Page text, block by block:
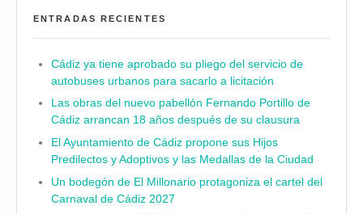
ENTRADAS RECIENTES
Cádiz ya tiene aprobado su pliego del servicio de
autobuses urbanos para sacarlo a licitación
Las obras del nuevo pabellón Fernando Portillo de
Cádiz arrancan 18 años después de su clausura
El Ayuntamiento de Cádiz propone sus Hijos
Predilectos y Adoptivos y las Medallas de la Ciudad
Un bodegón de El Millonario protagoniza el cartel del
Carnaval de Cádiz 2027